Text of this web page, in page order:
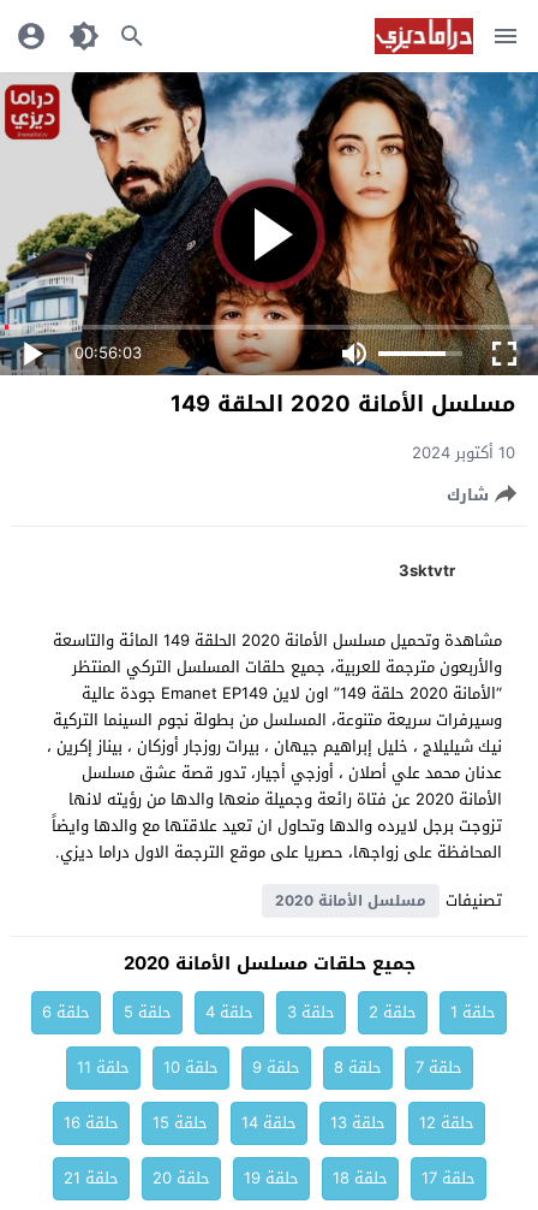
00:56:03
مسلسل الأمانة 2020 الحلقة 149
10 أكتوبر 2024
شارك
3sktvtr
مشاهدة وتحميل مسلسل الأمانة 2020 الحلقة 149 المائة والتاسعة
والأربعون مترجمة للعربية، جميع حلقات المسلسل التركي المنتظر
“الأمانة 2020 حلقة 149” اون لاين Emanet EP149 جودة عالية
وسيرفرات سريعة متنوعة، المسلسل من بطولة نجوم السينما التركية
نيك شيليلاج ، خليل إبراهيم جيهان ، بيرات روزجار أوزكان ، بيناز إكرين ،
عدنان محمد علي أصلان ، أوزجي أجيار، تدور قصة عشق مسلسل
الأمانة 2020 عن فتاة رائعة وجميلة منعها والدها من رؤيته لانها
تزوجت برجل لايرده والدها وتحاول ان تعيد علاقتها مع والدها وايضاً
المحافظة على زواجها، حصريا على موقع الترجمة الاول دراما ديزي.
تصنيفات
مسلسل الأمانة 2020
جميع حلقات مسلسل الأمانة 2020
حلقة 1 حلقة 2 حلقة 3 حلقة 4 حلقة 5
حلقة 6
حلقة 7
حلقة 8 حلقة 9 حلقة 10
حلقة 11
حلقة 12
حلقة 13 حلقة 14 حلقة 15
حلقة 16
حلقة 17
حلقة 18 حلقة 19 حلقة 20
حلقة 21